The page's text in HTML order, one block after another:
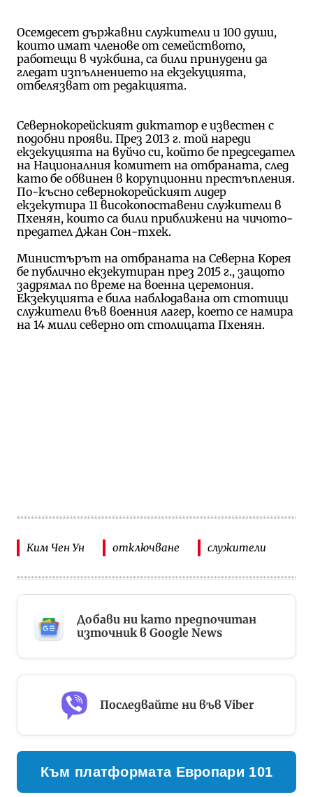
Осемдесет държавни служители и 100 души,
които имат членове от семейството,
работещи в чужбина, са били принудени да
гледат изпълнението на екзекуцията,
отбелязват от редакцията.
Севернокорейският диктатор е известен с
подобни прояви. През 2013 г. той нареди
екзекуцията на вуйчо си, който бе председател
на Националния комитет на отбраната, след
като бе обвинен в корупционни престъпления.
По-късно севернокорейският лидер
екзекутира 11 високопоставени служители в
Пхенян, които са били приближени на чичото-
предател Джан Сон-тхек.
Министърът на отбраната на Северна Корея
бе публично екзекутиран през 2015 г., защото
задрямал по време на военна церемония.
Екзекуцията е била наблюдавана от стотици
служители във военния лагер, което се намира
на 14 мили северно от столицата Пхенян.
Ким Чен Ун отключване служители
Добави ни като предпочитан
източник в Google News
Последвайте ни във Viber
Към платформата Европари 101